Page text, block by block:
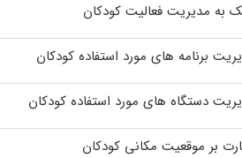
به مدیریت فعالیت کودکان
برنامه های مورد استفاده کودکان
دستگاه های مورد استفاده کودکان
بر موقعیت مکانی کودکان